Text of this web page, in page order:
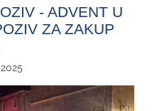
- ADVENT U
ZA ZAKUP